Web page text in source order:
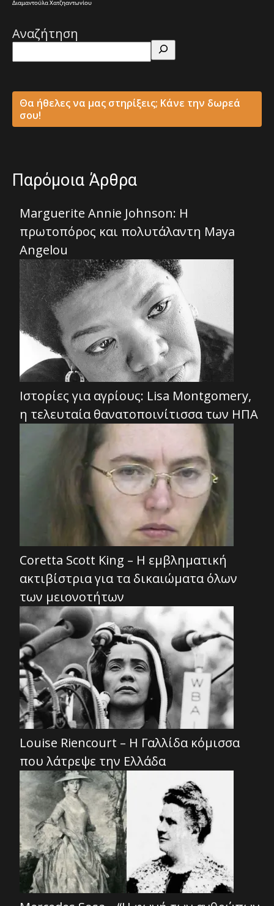
Διαμαντούλα Χατζηαντωνίου
Αναζήτηση
Θα ήθελες να μας στηρίξεις; Κάνε την δωρεά
σου!
Παρόμοια Άρθρα
Marguerite Annie Johnson: Η
πρωτοπόρος και πολυτάλαντη Maya
Angelou
Ιστορίες για αγρίους: Lisa Montgomery,
η τελευταία θανατοποινίτισσα των ΗΠΑ
Coretta Scott King – Η εμβληματική
ακτιβίστρια για τα δικαιώματα όλων
των μειονοτήτων
Louise Riencourt – Η Γαλλίδα κόμισσα
που λάτρεψε την Ελλάδα